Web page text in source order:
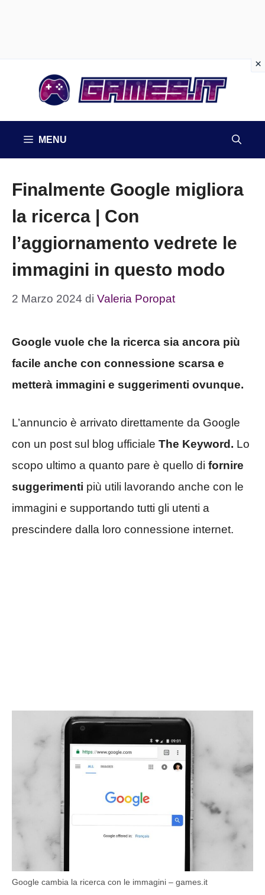
MENU
Finalmente Google migliora
la ricerca | Con
l’aggiornamento vedrete le
immagini in questo modo
2 Marzo 2024 di Valeria Poropat
Google vuole che la ricerca sia ancora più
facile anche con connessione scarsa e
metterà immagini e suggerimenti ovunque.
L’annuncio è arrivato direttamente da Google
con un post sul blog ufficiale The Keyword. Lo
scopo ultimo a quanto pare è quello di fornire
suggerimenti più utili lavorando anche con le
immagini e supportando tutti gli utenti a
prescindere dalla loro connessione internet.
Google cambia la ricerca con le immagini – games.it